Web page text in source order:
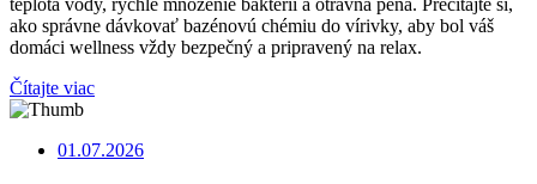
ako správne dávkovať bazénovú chémiu do vírivky, aby bol váš
domáci wellness vždy bezpečný a pripravený na relax.
Čítajte viac
01.07.2026